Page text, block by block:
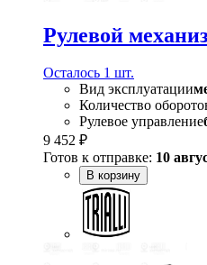
Рулевой
Осталось 1 шт.
Вид эксплуатации
Количество
Рулевое управление
9 452 ₽
Готов к отправке: 10
В корзину